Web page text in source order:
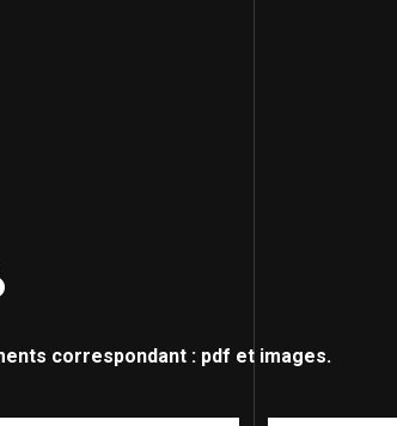
correspondant : pdf et images.